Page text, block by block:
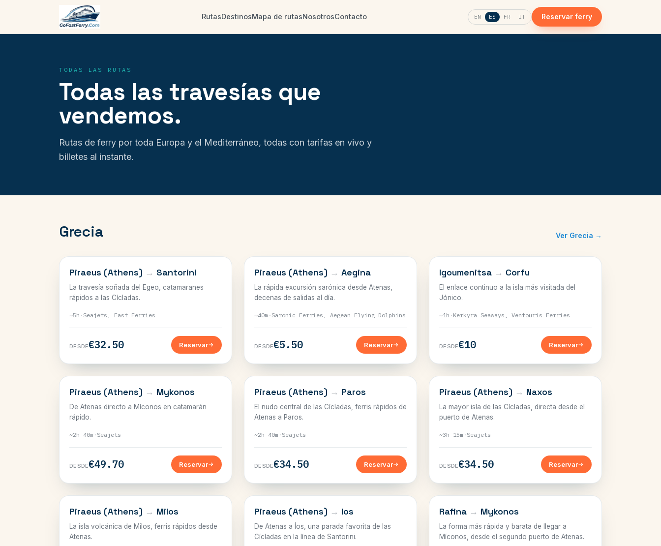
RutasDestinosMapa de rutasNosotrosContacto EN ES FR IT Reservar ferry
TODAS LAS RUTAS
Todas las travesías que
vendemos.
Rutas de ferry por toda Europa y el Mediterráneo, todas con tarifas en vivo y
billetes al instante.
Grecia Ver Grecia →
CÍCLADAS
Piraeus (Athens) → Santorini
La travesía soñada del Egeo, catamaranes
rápidos a las Cícladas.
~5h · Seajets, Fast Ferries
DESDE€32.50 Reservar
SARÓNICO
Piraeus (Athens) → Aegina
La rápida excursión sarónica desde Atenas,
decenas de salidas al día.
~40m · Saronic Ferries, Aegean Flying Dolphins
DESDE€5.50 Reservar
JÓNICO
Igoumenitsa → Corfu
El enlace continuo a la isla más visitada del
Jónico.
~1h · Kerkyra Seaways, Ventouris Ferries
DESDE€10 Reservar
CÍCLADAS
Piraeus (Athens) → Mykonos
De Atenas directo a Míconos en catamarán
rápido.
~2h 40m · Seajets
DESDE€49.70 Reservar
CÍCLADAS
Piraeus (Athens) → Paros
El nudo central de las Cícladas, ferris rápidos de
Atenas a Paros.
~2h 40m · Seajets
DESDE€34.50 Reservar
CÍCLADAS
Piraeus (Athens) → Naxos
La mayor isla de las Cícladas, directa desde el
puerto de Atenas.
~3h 15m · Seajets
DESDE€34.50 Reservar
CÍCLADAS
Piraeus (Athens) → Milos
La isla volcánica de Milos, ferris rápidos desde
Atenas.
CÍCLADAS
Piraeus (Athens) → Ios
De Atenas a Íos, una parada favorita de las
Cícladas en la línea de Santorini.
CÍCLADAS
Rafina → Mykonos
La forma más rápida y barata de llegar a
Míconos, desde el segundo puerto de Atenas.